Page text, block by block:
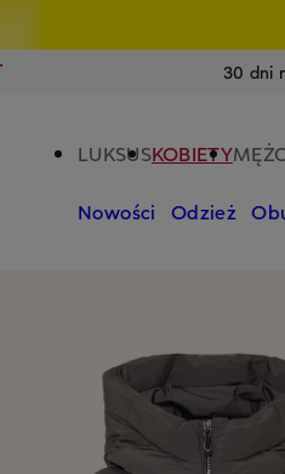
Breuninger
30 dni
LUKSUSKOBIETY
Nowości Odzież